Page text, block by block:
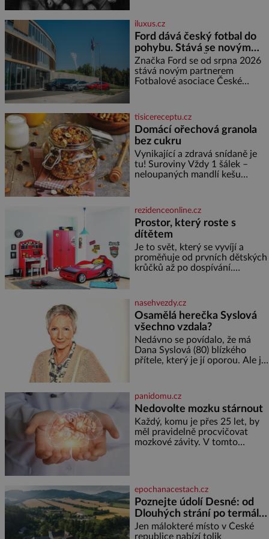
nemůže, protože žádné nemá,
spokojí se lupič s několika
měďáky a štůčky látky. Zraněná
žena pár dní nato umírá. Je to
muž nebývale krutý. Jeho činy
budí hrůzu ještě dlouho po jeho
smrti
iluxus.cz
Ford dává český fotbal do
pohybu. Stává se novým
partnerem FAČR
Značka Ford se od srpna 2026
stává novým partnerem
Fotbalové asociace České
asociace, reprezentačních týmů
i českého fotbalu v regionech.
Partner
tisicereceptu.cz
Domácí ořechová granola
bez cukru
Vynikající a zdravá snídaně je
tu! Suroviny Vždy 1 šálek –
neloupaných mandlí kešu
semínek dýně rozinek 3 šálky
ovesných vloček 1 lžíce mlet
rezidenceonline.cz
Prostor, který roste s
dítětem
Je to svět, který se vyvíjí a
proměňuje od prvních dětských
krůčků až po dospívání.
soustředění i odpočinek a
reaguje na každou etapu života
a specifické potřeby dítěte. Pro
nejmenší je klíčová
jednoduchost, měkkost a
bezpečí, proto by pokoj
miminka měl působit především
nasehvezdy.cz
Osamělá herečka Syslová
všechno vzdala?
Nedávno se povídalo, že má
Dana Syslová (80) blízkého
přítele, který je jí oporou. Ale je
častěji mluví o svém odchodu.
Dohnala ji snad samota? Půs
panidomu.cz
Nedovolte mozku stárnout
Každý, komu je přes 25 let, by
měl pravidelně procvičovat
mozkové závity. V tomto
marně v paměti lovíte název
knížky, kterou jste nedávno
přečetli. Je to opravdu tak, s
věkem jako kdyby se paměť
rozhodla stávkovat. Cvičte
epochanacestach.cz
Poznejte údolí Desné: od
Dlouhých strání po termální
prameny
Jen málokteré místo v České
republice nabízí tolik